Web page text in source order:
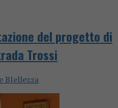
del progetto di
Trossi
BIellezza